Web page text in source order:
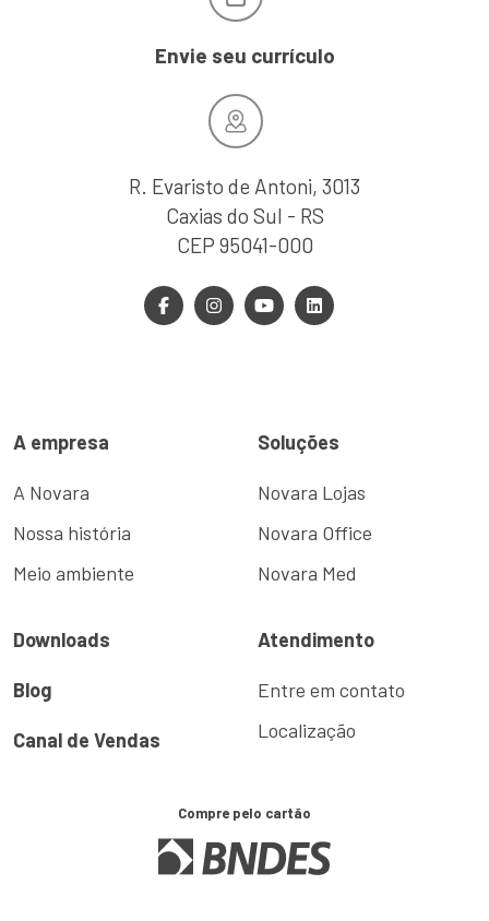
Envie seu currículo
R. Evaristo de Antoni, 3013
Caxias do Sul - RS
CEP 95041-000
A empresa
A Novara
Nossa história
Meio ambiente
Soluções
Novara Lojas
Novara Office
Novara Med
Downloads
Blog
Canal de Vendas
Atendimento
Entre em contato
Localização
Compre pelo cartão